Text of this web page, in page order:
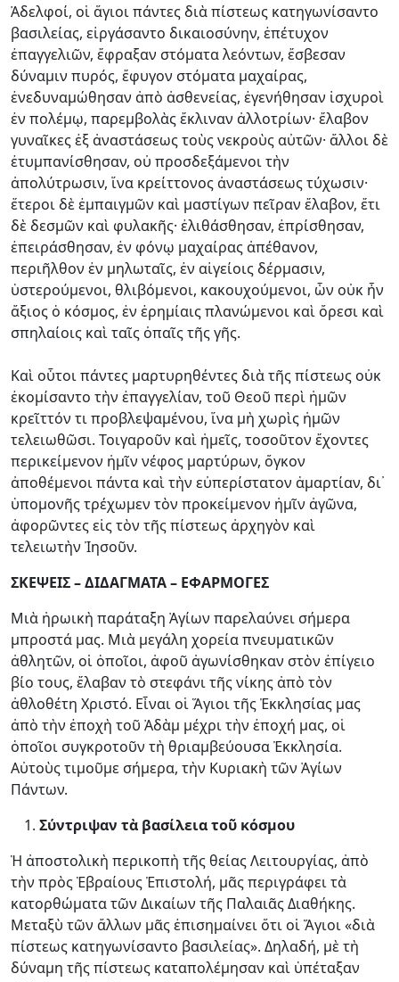
Ἀδελφοί, οἱ ἅγιοι πάντες διὰ πίστεως κατηγωνίσαντο
βασιλείας, εἰργάσαντο δικαιοσύνην, ἐπέτυχον
ἐπαγγελιῶν, ἔφραξαν στόματα λεόντων, ἔσβεσαν
δύναμιν πυρός, ἔφυγον στόματα μαχαίρας,
ἐνεδυναμώθησαν ἀπὸ ἀσθενείας, ἐγενήθησαν ἰσχυροὶ
ἐν πολέμῳ, παρεμβολὰς ἔκλιναν ἀλλοτρίων· ἔλαβον
γυναῖκες ἐξ ἀναστάσεως τοὺς νεκροὺς αὐτῶν· ἄλλοι δὲ
ἐτυμπανίσθησαν, οὐ προσδεξάμενοι τὴν
ἀπολύτρωσιν, ἵνα κρείττονος ἀναστάσεως τύχωσιν·
ἕτεροι δὲ ἐμπαιγμῶν καὶ μαστίγων πεῖραν ἔλαβον, ἔτι
δὲ δεσμῶν καὶ φυλακῆς· ἐλιθάσθησαν, ἐπρίσθησαν,
ἐπειράσθησαν, ἐν φόνῳ μαχαίρας ἀπέθανον,
περιῆλθον ἐν μηλωταῖς, ἐν αἰγείοις δέρμασιν,
ὑστερούμενοι, θλιβόμενοι, κακουχούμενοι, ὧν οὐκ ἦν
ἄξιος ὁ κόσμος, ἐν ἐρημίαις πλανώμενοι καὶ ὄρεσι καὶ
σπηλαίοις καὶ ταῖς ὀπαῖς τῆς γῆς.
Καὶ οὗτοι πάντες μαρτυρηθέντες διὰ τῆς πίστεως οὐκ
ἐκομίσαντο τὴν ἐπαγγελίαν, τοῦ Θεοῦ περὶ ἡμῶν
κρεῖττόν τι προβλεψαμένου, ἵνα μὴ χωρὶς ἡμῶν
τελειωθῶσι. Τοιγαρ­οῦν καὶ ἡμεῖς, τοσοῦτον ἔχοντες
περικείμενον ἡμῖν νέφος μαρτύρων, ὄγκον
ἀποθέμενοι πάντα καὶ τὴν εὐπερίστατον ἁμαρτίαν, δι᾿
ὑπομονῆς τρέχωμεν τὸν προκείμενον ἡμῖν ἀγῶνα,
ἀφορῶντες εἰς τὸν τῆς πίστεως ἀρχηγὸν καὶ
τελειωτὴν Ἰησοῦν.
ΣΚΕΨΕΙΣ – ΔΙΔΑΓΜΑΤΑ – ΕΦΑΡΜΟΓΕΣ
Μιὰ ἡρωικὴ παράταξη Ἁγίων παρελαύνει σήμερα
μπροστά μας. Μιὰ μεγάλη χορεία πνευματικῶν
ἀθλητῶν, οἱ ὁποῖοι, ἀφοῦ ἀγωνίσθηκαν στὸν ἐπίγειο
βίο τους, ἔλαβαν τὸ στεφάνι τῆς νίκης ἀπὸ τὸν
ἀθλοθέτη Χριστό. Εἶναι οἱ Ἅγιοι τῆς Ἐκκλησίας μας
ἀπὸ τὴν ἐποχὴ τοῦ Ἀδὰμ μέχρι τὴν ἐποχή μας, οἱ
ὁποῖοι συγκροτοῦν τὴ θριαμβεύουσα Ἐκκλησία.
Αὐτοὺς τιμοῦμε σήμερα, τὴν Κυριακὴ τῶν Ἁγίων
Πάντων.
Σύντριψαν τὰ βασίλεια τοῦ κόσμου
Ἡ ἀποστολικὴ περικοπὴ τῆς θείας Λειτουργίας, ἀπὸ
τὴν πρὸς Ἑβραίους Ἐπιστολή, μᾶς περιγράφει τὰ
κατορθώματα τῶν Δικαίων τῆς Παλαιᾶς Διαθήκης.
Μεταξὺ τῶν ἄλλων μᾶς ἐπισημαίνει ὅτι οἱ Ἅγιοι «διὰ
πίστεως κατηγωνίσαντο βασιλείας». Δηλαδή, μὲ τὴ
δύναμη τῆς πίστεως καταπολέμησαν καὶ ὑπέταξαν